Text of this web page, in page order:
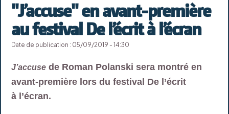
"J’accuse" en avant-première
au festival De l’écrit à l’écran
Date de publication : 05/09/2019 - 14:30
J’accuse de Roman Polanski sera montré en
avant-première lors du festival De l’écrit
à l’écran.